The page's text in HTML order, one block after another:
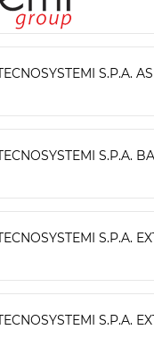
S.P.A.
S.P.A.
S.P.A.
S.P.A.